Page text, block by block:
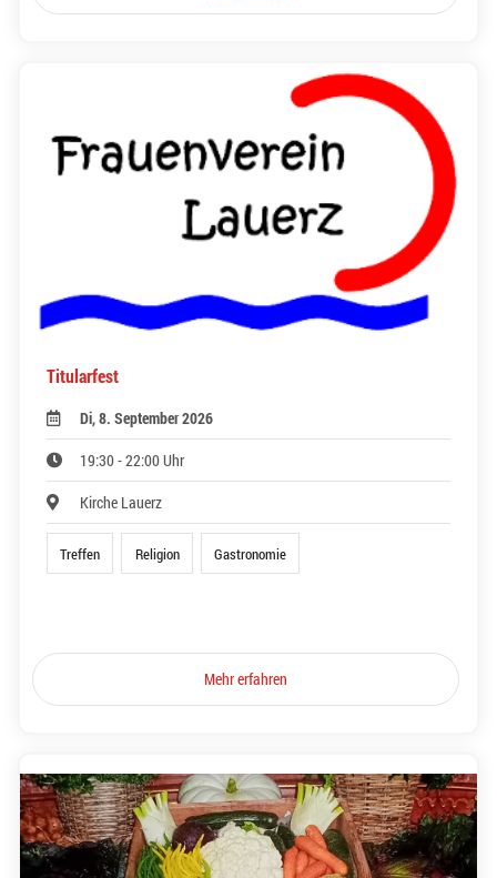
Titularfest
Di, 8. September 2026
19:30 - 22:00 Uhr
Kirche Lauerz
Treffen Religion Gastronomie
Mehr erfahren